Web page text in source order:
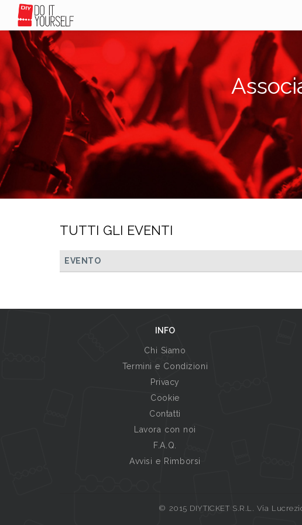
TUTTI GLI EVENTI
EVENTO
INFO
Chi Siamo
Termini e Condizioni
Privacy
Cookie
Contatti
Lavora con noi
F.A.Q.
Avvisi e Rimborsi
© 2015 DIYTICKET S.R.L. Via